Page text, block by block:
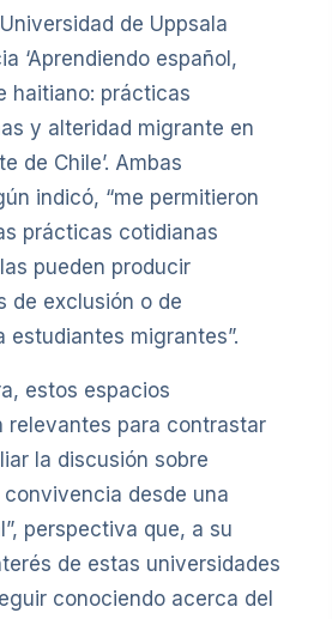
de Uppsala
‘Aprendiendo español,
haitiano: prácticas
y alteridad migrante en
de Chile’. Ambas
indicó, “me permitieron
prácticas cotidianas
pueden producir
de exclusión o de
migrantes”.
estos espacios
relevantes para contrastar
la discusión sobre
desde una
perspectiva que, a su
de estas universidades
conociendo acerca del